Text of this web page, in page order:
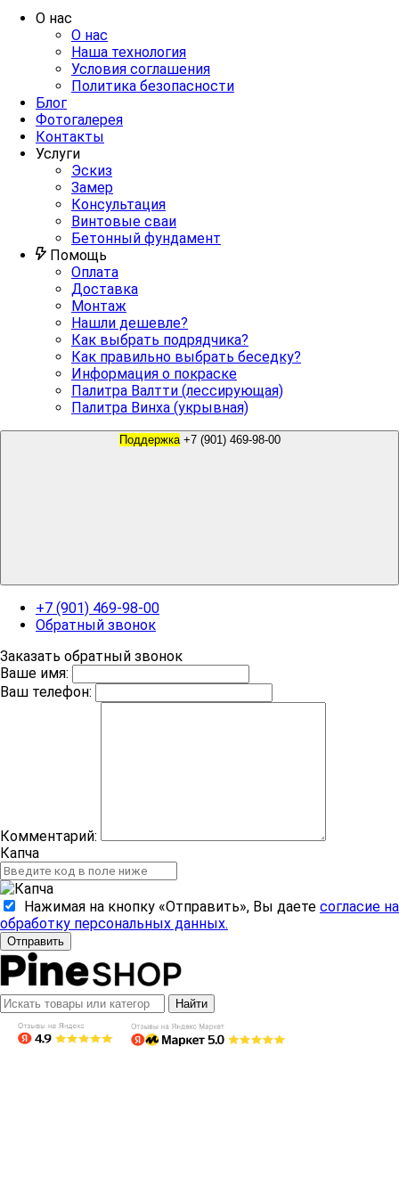
О нас
О нас
Наша технология
Условия соглашения
Политика безопасности
Блог
Фотогалерея
Контакты
Услуги
Эскиз
Замер
Консультация
Винтовые сваи
Бетонный фундамент
Помощь
Оплата
Доставка
Монтаж
Нашли дешевле?
Как выбрать подрядчика?
Как правильно выбрать беседку?
Информация о покраске
Палитра Валтти (лессирующая)
Палитра Винха (укрывная)
Поддержка +7 (901) 469-98-00
+7 (901) 469-98-00
Обратный звонок
Заказать обратный звонок
Ваше имя:
Ваш телефон:
Комментарий:
Капча
Нажимая на кнопку «Отправить», Вы даете согласие на
обработку персональных данных.
Отправить
Найти